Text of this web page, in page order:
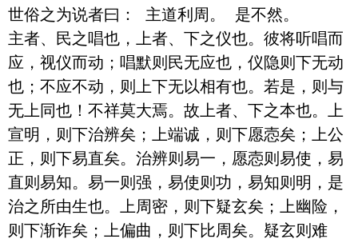
世俗之为说者曰： 主道利周。 是不然。
主者、民之唱也，上者、下之仪也。彼将听唱而
应，视仪而动；唱默则民无应也，仪隐则下无动
也；不应不动，则上下无以相有也。若是，则与
无上同也！不祥莫大焉。故上者、下之本也。上
宣明，则下治辨矣；上端诚，则下愿悫矣；上公
正，则下易直矣。治辨则易一，愿悫则易使，易
直则易知。易一则强，易使则功，易知则明，是
治之所由生也。上周密，则下疑玄矣；上幽险，
则下渐诈矣；上偏曲，则下比周矣。疑玄则难